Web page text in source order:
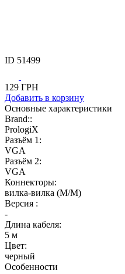
ID 51499
129 ГРН
Добавить в корзину
Основные характеристики
Brand::
PrologiX
Разъём 1:
VGA
Разъём 2:
VGA
Коннекторы:
вилка-вилка (M/M)
Версия :
-
Длина кабеля:
5 м
Цвет:
черный
Особенности